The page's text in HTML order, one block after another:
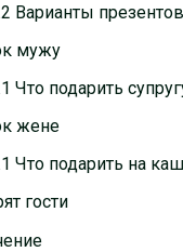
Варианты
мужу
Что подарить
жене
Что подарить на
гости